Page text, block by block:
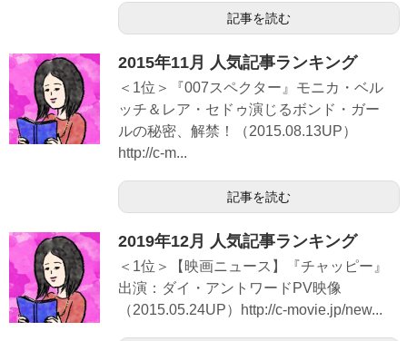
記事を読む
2015年11月 人気記事ランキング
＜1位＞『007スペクター』モニカ・ベル
ッチ＆レア・セドゥ演じるボンド・ガー
ルの秘密、解禁！（2015.08.13UP）
http://c-m...
記事を読む
2019年12月 人気記事ランキング
＜1位＞【映画ニュース】『チャッピー』
出演：ダイ・アントワードPV映像
（2015.05.24UP）http://c-movie.jp/new...